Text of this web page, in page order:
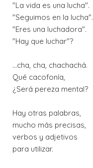
"La vida es una lucha".
"Seguimos en la lucha".
"Eres una luchadora".
"Hay que luchar"?
...cha, cha, chachachá.
Qué cacofonía,
¿Será pereza mental?
Hay otras palabras,
mucho más precisas,
verbos y adjetivos
para utilizar.